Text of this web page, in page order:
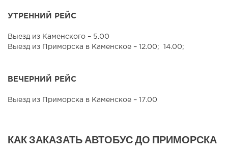
УТРЕННИЙ РЕЙС
Выезд из Каменского – 5.00
Выезд из Приморска в Каменское – 12.00; 14.00;
ВЕЧЕРНИЙ РЕЙС
Выезд из Приморска в Каменское – 17.00
КАК ЗАКАЗАТЬ АВТОБУС ДО ПРИМОРСКА